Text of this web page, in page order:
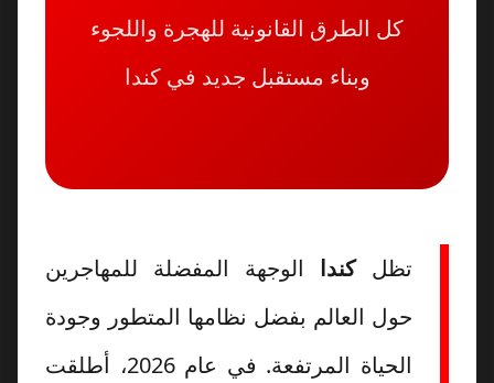
كل الطرق القانونية للهجرة واللجوء
وبناء مستقبل جديد في كندا
تظل كنداالوجهة المفضلة للمهاجرين
حول العالم بفضل نظامها المتطور وجودة
الحياة المرتفعة. في عام 2026، أطلقت